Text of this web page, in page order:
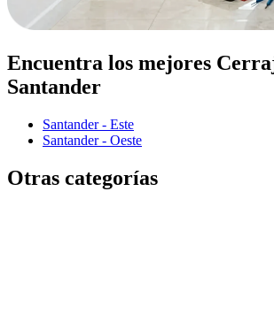
Encuentra los mejores
Santander
Santander - Este
Santander - Oeste
Otras categorías